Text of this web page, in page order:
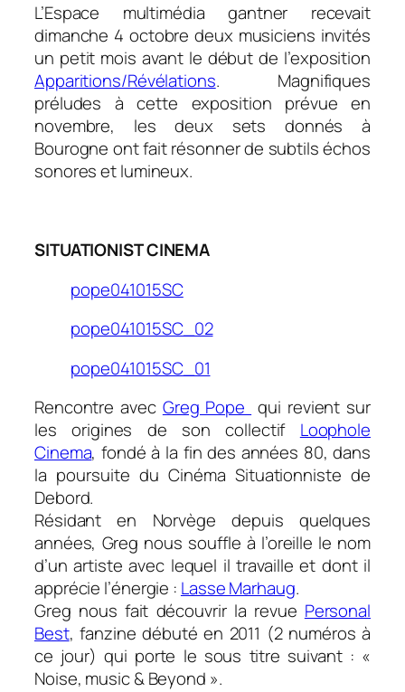
L’Espace multimédia gantner recevait
dimanche 4 octobre deux musiciens invités
un petit mois avant le début de l’exposition
Apparitions/Révélations. Magnifiques
préludes à cette exposition prévue en
novembre, les deux sets donnés à
Bourogne ont fait résonner de subtils échos
sonores et lumineux.
SITUATIONIST CINEMA
pope041015SC
pope041015SC_02
pope041015SC_01
Rencontre avec Greg Pope qui revient sur
les origines de son collectif Loophole
Cinema, fondé à la fin des années 80, dans
la poursuite du Cinéma Situationniste de
Debord.
Résidant en Norvège depuis quelques
années, Greg nous souffle à l’oreille le nom
d’un artiste avec lequel il travaille et dont il
apprécie l’énergie : Lasse Marhaug.
Greg nous fait découvrir la revue Personal
Best, fanzine débuté en 2011 (2 numéros à
ce jour) qui porte le sous titre suivant : «
Noise, music & Beyond ».